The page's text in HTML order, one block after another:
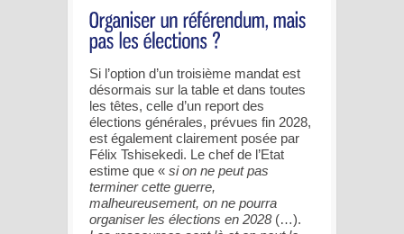
Si l’option d’un troisième mandat est
désormais sur la table et dans toutes
les têtes, celle d’un report des
élections générales, prévues fin 2028,
est également clairement posée par
Félix Tshisekedi. Le chef de l’Etat
estime que « si on ne peut pas
terminer cette guerre,
malheureusement, on ne pourra
organiser les élections en 2028(…).